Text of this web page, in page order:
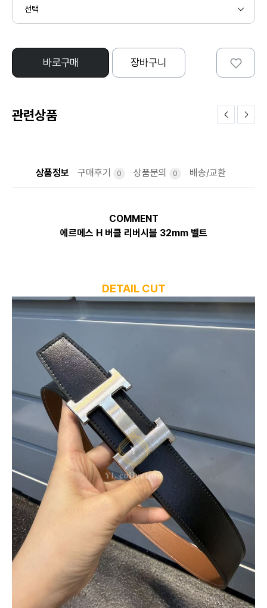
바로구매 장바구니
관련상품
상품정보 구매후기 0 상품문의 0 배송/교환
COMMENT
에르메스 H 버클 리버시블 32mm 벨트
DETAIL CUT